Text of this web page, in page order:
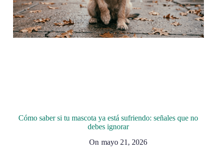
Cómo saber si tu mascota ya está sufriendo: señales que no
debes ignorar
On mayo 21, 2026